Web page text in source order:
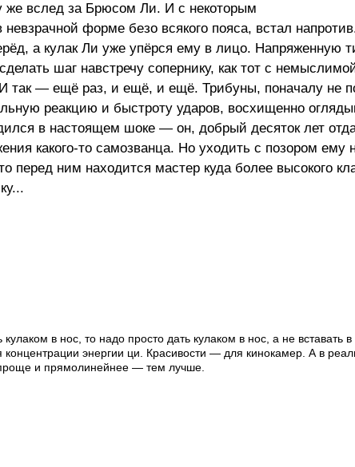
же вслед за Брюсом Ли. И с некоторым
невзрачной форме безо всякого пояса, встал
а кулак Ли уже упёрся ему в лицо. Напряженную
шаг навстречу сопернику, как тот с
так — ещё раз, и ещё, и ещё. Трибуны, поначалу не
реакцию и быстроту ударов, восхищенно
в настоящем шоке — он, добрый десяток лет
какого-то самозванца. Но уходить с позором ему
ним находится мастер куда более высокого
в нос, то надо просто дать кулаком в нос, а не вставать
концентрации энергии ци. Красивости — для кинокамер. А в
и прямолинейнее — тем лучше.